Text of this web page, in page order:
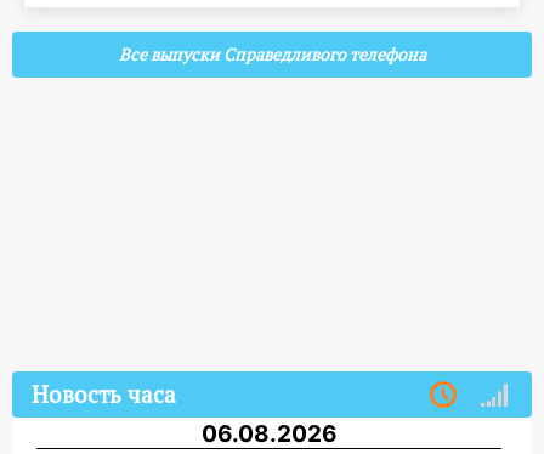
Все выпуски Справедливого телефона
Новость часа
06.08.2026